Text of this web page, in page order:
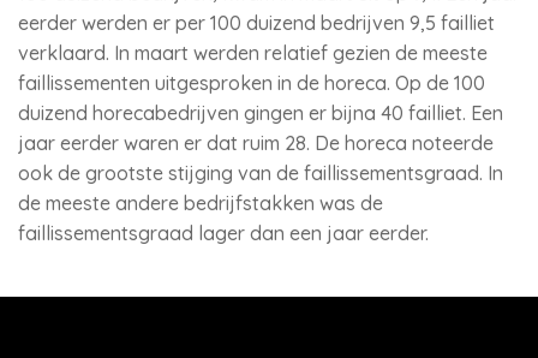
eerder werden er per 100 duizend bedrijven 9,5 failliet
verklaard. In maart werden relatief gezien de meeste
faillissementen uitgesproken in de horeca. Op de 100
duizend horecabedrijven gingen er bijna 40 failliet. Een
jaar eerder waren er dat ruim 28. De horeca noteerde
ook de grootste stijging van de faillissementsgraad. In
de meeste andere bedrijfstakken was de
faillissementsgraad lager dan een jaar eerder.